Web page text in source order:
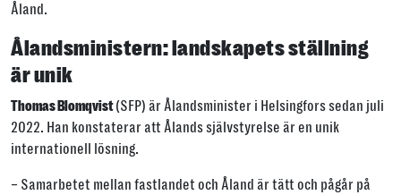
Åland.
Ålandsministern: landskapets ställning
är unik
Thomas Blomqvist(SFP) är Ålandsminister i Helsingfors sedan juli
2022. Han konstaterar att Ålands självstyrelse är en unik
internationell lösning.
– Samarbetet mellan fastlandet och Åland är tätt och pågår på